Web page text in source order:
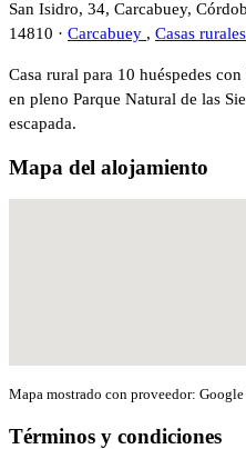
San Isidro, 34, Carcabuey,
14810 · Carcabuey , Casas
Casa rural para 10 huéspedes
en pleno Parque Natural de las
escapada.
Mapa del alojamiento
Mapa mostrado con proveedor: Google
Términos y condiciones